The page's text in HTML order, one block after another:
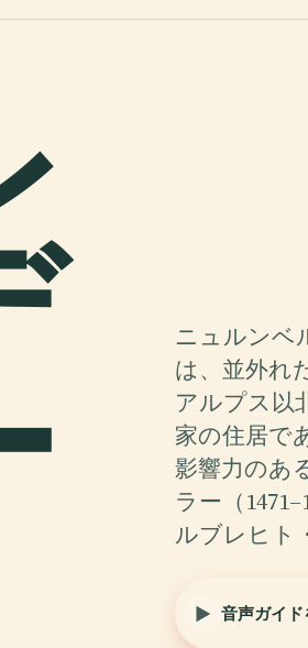
ニュルンベ
は、並外れ
アルプス以
家の住居で
影響力のあ
ラー（
ルブレヒト
音声ガイド